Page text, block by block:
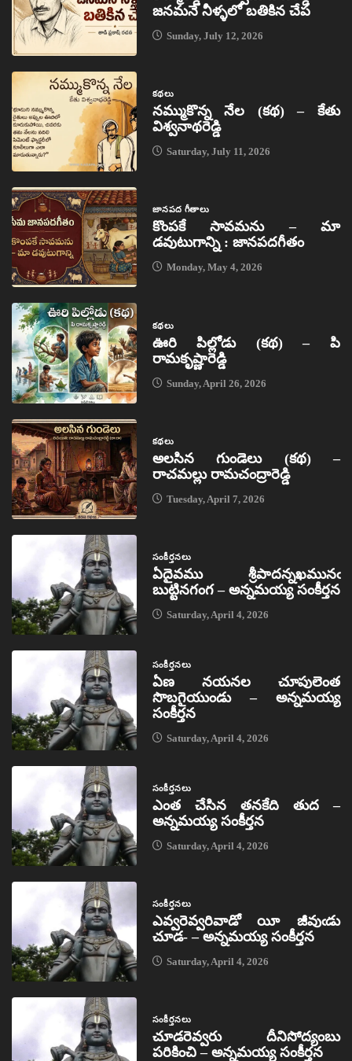
జనమనే నీళ్ళలో బతికిన చేప
Sunday, July 12, 2026
కథలు
నమ్ముకొన్న నేల (కథ) – కేతు
విశ్వనాథరెడ్డి
Saturday, July 11, 2026
జానపద గీతాలు
కొంపకే సావమను – మా
డవుటుగాన్ని : జానపదగీతం
Monday, May 4, 2026
కథలు
ఊరి పిల్లోడు (కథ) – పి
రామకృష్ణారెడ్డి
Sunday, April 26, 2026
కథలు
అలసిన గుండెలు (కథ) –
రాచమల్లు రామచంద్రారెడ్డి
Tuesday, April 7, 2026
సంకీర్తనలు
ఏదైవము శ్రీపాదన్నఖమునఁ
బుట్టినగంగ – అన్నమయ్య సంకీర్తన
Saturday, April 4, 2026
సంకీర్తనలు
ఏణ నయనల చూపులెంత
సొబగైయుండు – అన్నమయ్య
సంకీర్తన
Saturday, April 4, 2026
సంకీర్తనలు
ఎంత చేసిన తనకేది తుద –
అన్నమయ్య సంకీర్తన
Saturday, April 4, 2026
సంకీర్తనలు
ఎవ్వరెవ్వరివాడో యీ జీవుఁడు
చూడ- – అన్నమయ్య సంకీర్తన
Saturday, April 4, 2026
సంకీర్తనలు
చూడరెవ్వరు దీనిసోద్యంబు
పరికించి – అన్నమయ్య సంకీర్తన